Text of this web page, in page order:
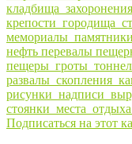
кладбища_захоронения
нефть перевалы
Подписаться на этот